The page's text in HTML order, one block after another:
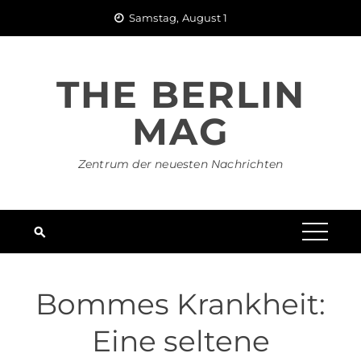
Samstag, August 1
THE BERLIN
MAG
Zentrum der neuesten Nachrichten
Bommes Krankheit:
Eine seltene